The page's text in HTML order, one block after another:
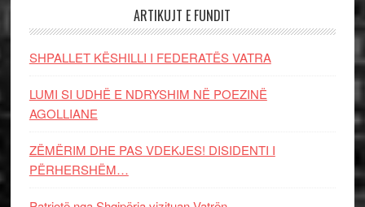
ARTIKUJT E FUNDIT
SHPALLET KËSHILLI I FEDERATËS VATRA
LUMI SI UDHË E NDRYSHIM NË POEZINË
AGOLLIANE
ZËMËRIM DHE PAS VDEKJES! DISIDENTI I
PËRHERSHËM…